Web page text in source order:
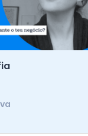
é que
o teu
tão focados
fazer melhor,